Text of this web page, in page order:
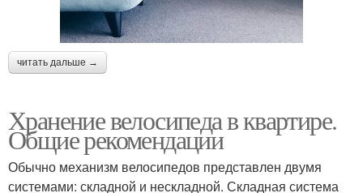
читать дальше →
Хранение велосипеда в квартире.
Общие рекомендации
Обычно механизм велосипедов представлен двумя
системами: складной и нескладной. Складная система